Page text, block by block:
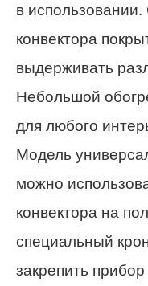
в
конвектора
выдерживать
Небольшой
для любого
Модель
можно
конвектора на
специальный
закрепить